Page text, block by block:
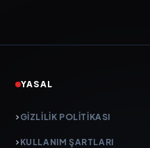
YASAL
GIZLILIK POLITIKASI
KULLANIM ŞARTLARI